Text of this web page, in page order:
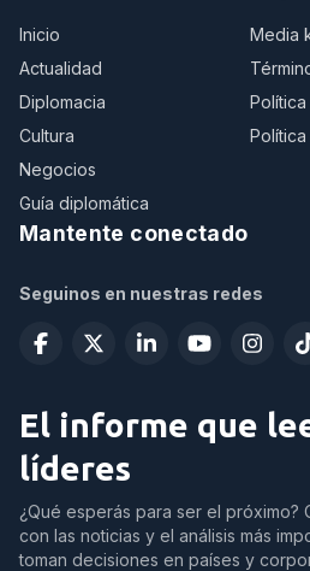
Inicio
Actualidad
Diplomacia
Cultura
Negocios
Guía diplomática
Media
Mantente conectado
Seguinos en nuestras redes
El informe que
líderes
¿Qué esperás para ser el próximo?
con las noticias y el análisis más
toman decisiones en países y